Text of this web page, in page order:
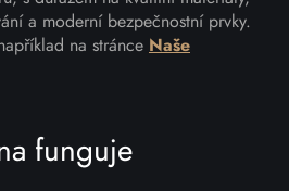
a moderní bezpečnostní prvky.
na stránce Naše
funguje